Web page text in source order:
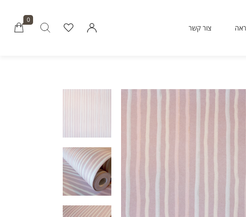
even hire freelancers. With an industry-leading
marketplace paired with an unlimited
subscription service, Envato helps creatives
like you get projects done faster.
About Envato
Community
Blog
צור קשר
0